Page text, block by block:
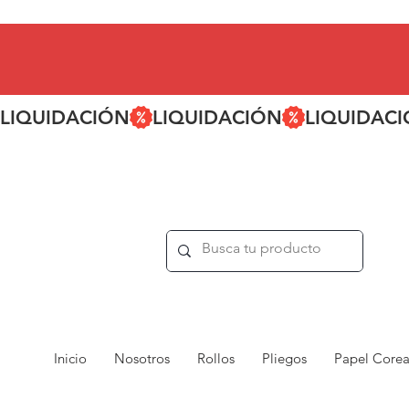
LIQUIDACIÓN
Inicio Nosotros Rollos Pliegos Papel